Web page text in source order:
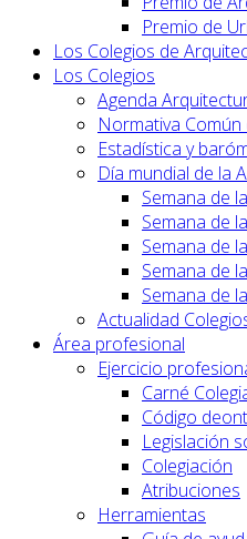
Premio de
Los Colegios de
Los Colegios
Agenda
Normativa Común
Estadística y
Día mundial de la
Semana de
Semana de
Semana de
Semana de
Semana de
Actualidad
Área profesional
Ejercicio
Carné
Código
Legislación
Colegiación
Atribuciones
Herramientas